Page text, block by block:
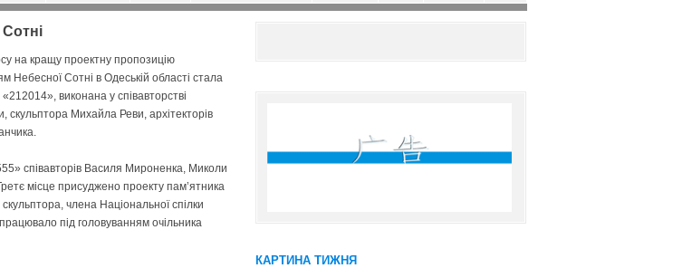
на кращу проектну пропозицію
Небесної Сотні в Одеській області стала
виконана у співавторстві
скульптора Михайла Реви, архітекторів
співавторів Василя Мироненка, Миколи
місце присуджено проекту­ пам’ятника
чле­­на­­­­ Національної спілки
під головуванням очільника
КАРТИНА ТИЖНЯ